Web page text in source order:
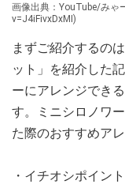
画像出典：YouTube/み
v=J4iFivxDxMI)
まずご紹介するの
ット」を紹介した
ーにアレンジでき
す。ミニシロノワ
た際のおすすめアレ
・イチオシポイン